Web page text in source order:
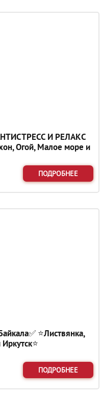
И РЕЛАКС
Огой, Малое море и
ПОДРОБНЕЕ
⭐Листвянка,
ПОДРОБНЕЕ